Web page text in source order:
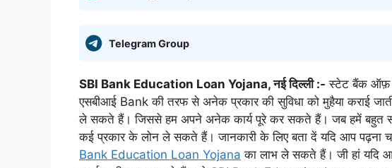
Telegram Group
SBI Bank Education Loan Yojana, नई दिल्ली :- स्टेट बैंक ऑफ़
एसबीआई Bank की तरफ से अनेक प्रकार की सुविधा को मुहैया कराई
ले सकते हैं। जिससे हम अपने अनेक कार्य पूरे कर सकते हैं। जब हमें बहुत
कई प्रकार के लोन ले सकते हैं। जानकारी के लिए बता दें यदि आप पढ़ना
Bank Education Loan Yojana का लाभ ले सकते हैं। जी हां यदि